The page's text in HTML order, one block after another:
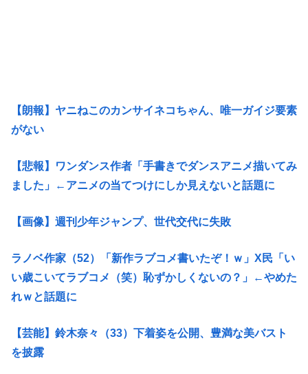
【朗報】ヤニねこのカンサイネコちゃん、唯一ガイジ要素
がない
【悲報】ワンダンス作者「手書きでダンスアニメ描いてみ
ました」←アニメの当てつけにしか見えないと話題に
【画像】週刊少年ジャンプ、世代交代に失敗
ラノベ作家（52）「新作ラブコメ書いたぞ！ｗ」X民「い
い歳こいてラブコメ（笑）恥ずかしくないの？」←やめた
れｗと話題に
【芸能】鈴木奈々（33）下着姿を公開、豊満な美バスト
を披露